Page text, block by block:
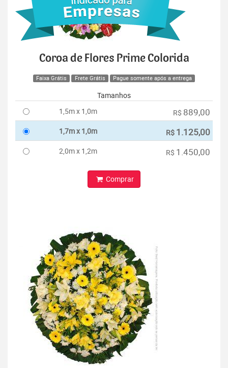
Coroa de Flores Prime Colorida
Faixa Grátis Frete Grátis Pague somente após a entrega
Tamanhos
1,5m x 1,0m
R$ 889,00
1,7m x 1,0m R$ 1.125,00
2,0m x 1,2m R$ 1.450,00
Comprar